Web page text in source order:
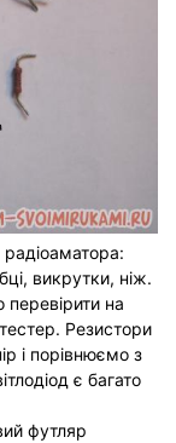
радіоаматора:
викрутки, ніж.
перевірити на
Резистори
і порівнюємо з
є багато
футляр